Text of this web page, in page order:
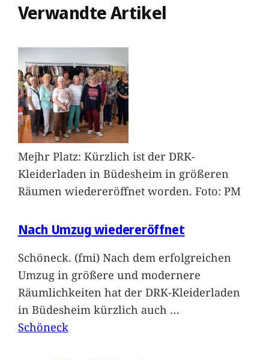
Verwandte Artikel
Mejhr Platz: Kürzlich ist der DRK-
Kleiderladen in Büdesheim in größeren
Räumen wiedereröffnet worden. Foto: PM
Nach Umzug wiedereröffnet
Schöneck. (fmi) Nach dem erfolgreichen
Umzug in größere und modernere
Räumlichkeiten hat der DRK-Kleiderladen
in Büdesheim kürzlich auch …
Schöneck